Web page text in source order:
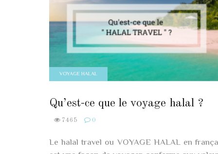
VOYAGE HALAL
Qu’est-ce que le voyage halal ?
7465 0
Le halal travel ou VOYAGE HALAL en